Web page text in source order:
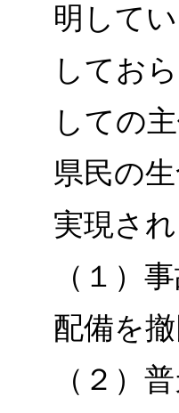
明して
してお
しての
県民の
実現さ
（１）
配備を
（２）